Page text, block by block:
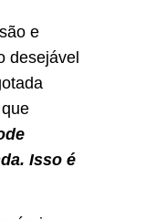
e
desejável
Isso é